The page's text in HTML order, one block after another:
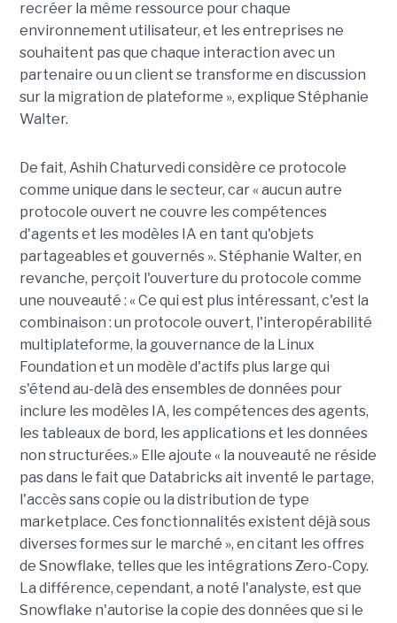
recréer la même ressource pour chaque
environnement utilisateur, et les entreprises ne
souhaitent pas que chaque interaction avec un
partenaire ou un client se transforme en discussion
sur la migration de plateforme », explique Stéphanie
Walter.
De fait, Ashih Chaturvedi considère ce protocole
comme unique dans le secteur, car « aucun autre
protocole ouvert ne couvre les compétences
d'agents et les modèles IA en tant qu'objets
partageables et gouvernés ». Stéphanie Walter, en
revanche, perçoit l'ouverture du protocole comme
une nouveauté : « Ce qui est plus intéressant, c'est la
combinaison : un protocole ouvert, l'interopérabilité
multiplateforme, la gouvernance de la Linux
Foundation et un modèle d'actifs plus large qui
s'étend au-delà des ensembles de données pour
inclure les modèles IA, les compétences des agents,
les tableaux de bord, les applications et les données
non structurées.» Elle ajoute « la nouveauté ne réside
pas dans le fait que Databricks ait inventé le partage,
l'accès sans copie ou la distribution de type
marketplace. Ces fonctionnalités existent déjà sous
diverses formes sur le marché », en citant les offres
de Snowflake, telles que les intégrations Zero-Copy.
La différence, cependant, a noté l'analyste, est que
Snowflake n'autorise la copie des données que si le